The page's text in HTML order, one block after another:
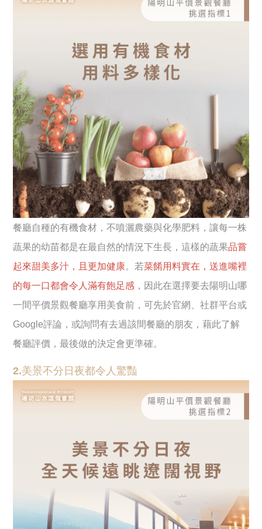
餐廳自種的有機食材，不噴灑農藥與化學肥料，讓每一株
蔬果的幼苗都是在最自然的情況下生長，這樣的蔬果品嘗
起來甜美多汁，且更加健康。若菜餚用料實在，送進嘴裡
的每一口都會令人滿有飽足感 ，因此在選擇要去陽明山哪
一間平價景觀餐廳享用美食前，可先於官網、社群平台或
Google評論，或詢問有去過該間餐廳的朋友，藉此了解
餐廳評價，最後做的決定會更準確。
2.美景不分日夜都令人驚豔